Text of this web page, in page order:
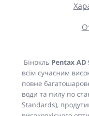
Бінокль Pentax AD
всім сучасним
повне
води та пилу по
Standards),